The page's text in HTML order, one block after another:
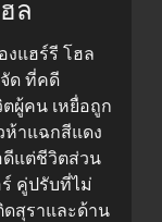
ล
งแฮร์รี โฮล
ด ที่คดี
ผู้คน เหยื่อถูก
าแฉกสีแดง
ดีแต่ชีวิตส่วน
คู่ปรับที่ไม่
สุราและด้าน